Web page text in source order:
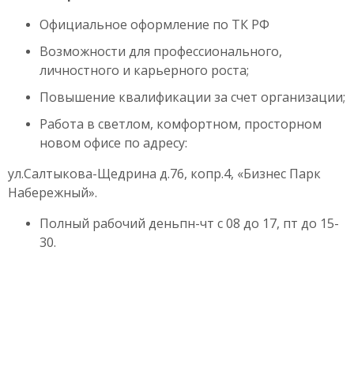
Официальное оформление по ТК РФ
Возможности для профессионального,
личностного и карьерного роста;
Повышение квалификации за счет организации;
Работа в светлом, комфортном, просторном
новом офисе по адресу:
ул.Салтыкова-Щедрина д.76, копр.4, «Бизнес Парк
Набережный».
Полный рабочий деньпн-чт с 08 до 17, пт до 15-
30.